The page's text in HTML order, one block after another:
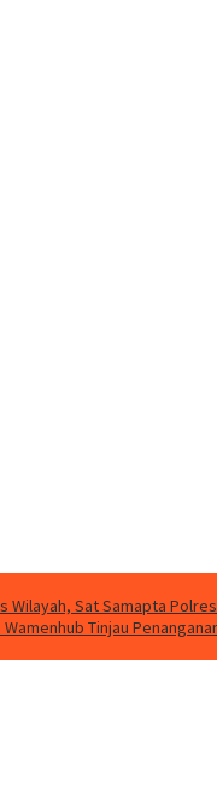
Wilayah, Sat Samapta
Tinjau